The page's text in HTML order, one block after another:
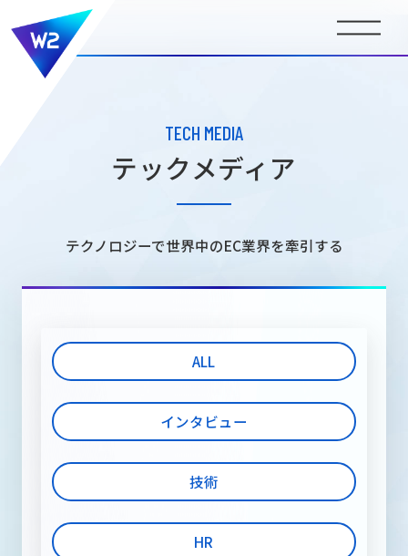
事業内容
COMPANY INFORMATION
メディア
RECRUIT INFORMATION
採用情報
TECH MEDIA
テックメディア
テクノロジーで世界中のEC業界を牽引する
ALL
インタビュー
技術
HR